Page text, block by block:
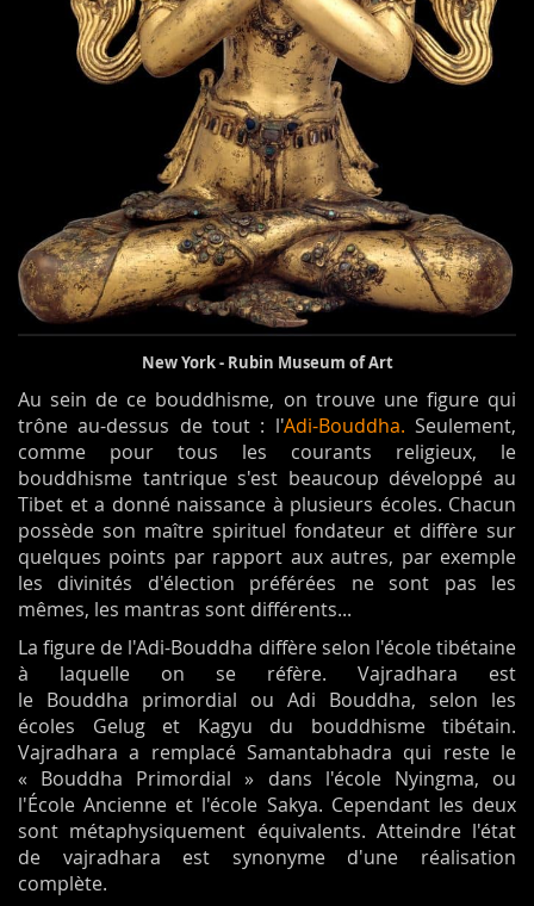
New York - Rubin Museum of Art
Au sein de ce bouddhisme, on trouve une figure qui
trône au-dessus de tout : l'Adi-Bouddha. Seulement,
comme pour tous les courants religieux, le
bouddhisme tantrique s'est beaucoup développé au
Tibet et a donné naissance à plusieurs écoles. Chacun
possède son maître spirituel fondateur et diffère sur
quelques points par rapport aux autres, par exemple
les divinités d'élection préférées ne sont pas les
mêmes, les mantras sont différents...
La figure de l'Adi-Bouddha diffère selon l'école tibétaine
à laquelle on se réfère. Vajradhara est
le Bouddha primordial ou Adi Bouddha, selon les
écoles Gelug et Kagyu du bouddhisme tibétain.
Vajradhara a remplacé Samantabhadra qui reste le
« Bouddha Primordial » dans l'école Nyingma, ou
l'École Ancienne et l'école Sakya. Cependant les deux
sont métaphysiquement équivalents. Atteindre l'état
de vajradhara est synonyme d'une réalisation
complète.